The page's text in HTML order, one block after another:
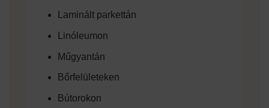
Laminált parkettán
Linóleumon
Műgyantán
Bőrfelületeken
Bútorokon